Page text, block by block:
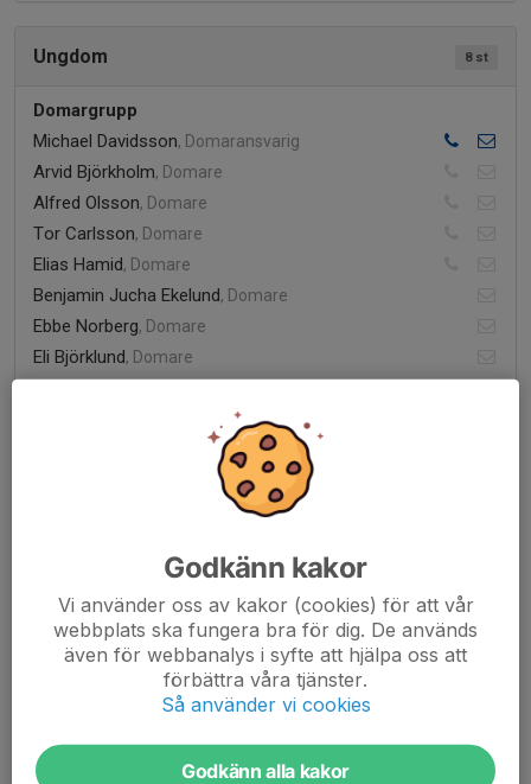
8 st
Ungdom
Domargrupp
Michael Davidsson, Domaransvarig
Arvid Björkholm, Domare
Alfred Olsson, Domare
Tor Carlsson, Domare
Elias Hamid, Domare
Benjamin Jucha Ekelund, Domare
Ebbe Norberg, Domare
Eli Björklund, Domare
Michael Davidsson, Tränare
P16/17
P18/19
Madeleine Börsbo, Tränare
PF20/21
Godkänn kakor
Vi använder oss av kakor (cookies) för att vår
webbplats ska fungera bra för dig. De används
även för webbanalys i syfte att hjälpa oss att
förbättra våra tjänster.
Så använder vi cookies
Godkänn alla kakor